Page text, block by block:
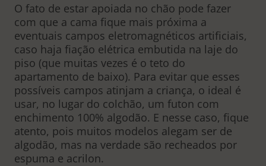
O fato de estar apoiada no chão pode fazer
com que a cama fique mais próxima a
eventuais campos eletromagnéticos artificiais,
caso haja fiação elétrica embutida na laje do
piso (que muitas vezes é o teto do
apartamento de baixo). Para evitar que esses
possíveis campos atinjam a criança, o ideal é
usar, no lugar do colchão, um futon com
enchimento 100% algodão. E nesse caso, fique
atento, pois muitos modelos alegam ser de
algodão, mas na verdade são recheados por
espuma e acrilon.